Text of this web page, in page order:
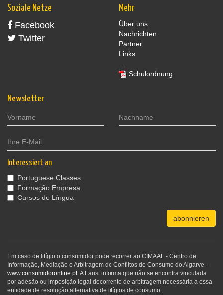
Soziale Netze
Facebook
Twitter
Mehr
Über uns
Nachrichten
Partner
Links
Schulordnung
Newsletter
Interessiert an
Portuguese Classes
Formação Empresa
Cursos de Língua
abonnieren
Em caso de litígio o consumidor pode recorrer ao CIMAAL - Centro de
Informação, Mediação e Arbitragem de Conflitos de Consumo do Algarve -
www.consumidoronline.pt. A Faust informa que não se encontra vinculada
por adesão ou imposição legal decorrente de arbitragem necessária a essa
entidade de resolução alternativa de litígios de consumo.